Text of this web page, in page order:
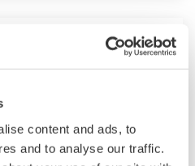
content and ads, to
and to analyse our traffic.